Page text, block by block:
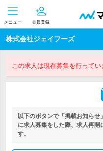
メニュー 会員登録
株式会社ジェイフーズ
この求人は現在募集を行ってい
以下のボタンで「掲載お知ら
に求人募集をした際、求人再開
す。